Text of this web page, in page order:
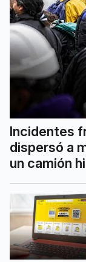
Incidentes
dispersó a
un camión